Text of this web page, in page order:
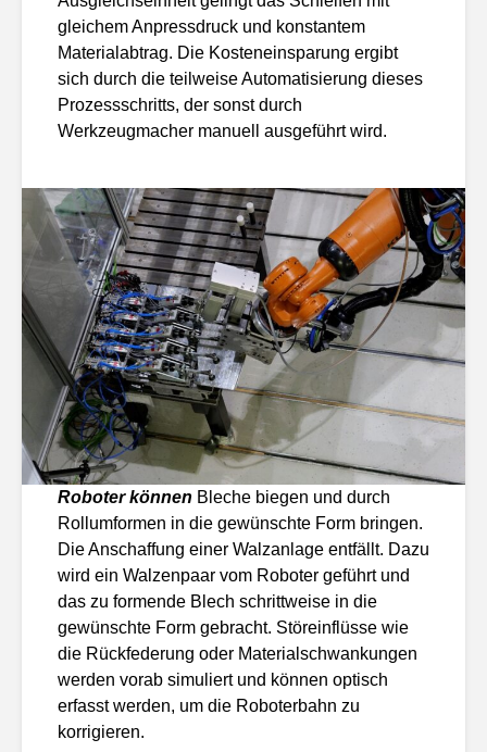
gleichem Anpressdruck und konstantem
Materialabtrag. Die Kosteneinsparung ergibt
sich durch die teilweise Automatisierung dieses
Prozessschritts, der sonst durch
Werkzeugmacher manuell ausgeführt wird.
Roboter können Bleche biegen und durch
Rollumformen in die gewünschte Form bringen.
Die Anschaffung einer Walzanlage entfällt. Dazu
wird ein Walzenpaar vom Roboter geführt und
das zu formende Blech schrittweise in die
gewünschte Form gebracht. Störeinflüsse wie
die Rückfederung oder Materialschwankungen
werden vorab simuliert und können optisch
erfasst werden, um die Roboterbahn zu
korrigieren.